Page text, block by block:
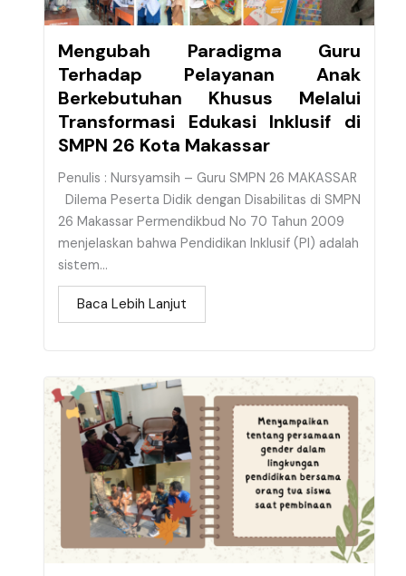
Mengubah Paradigma Guru
Terhadap Pelayanan Anak
Berkebutuhan Khusus Melalui
Transformasi Edukasi Inklusif di
SMPN 26 Kota Makassar
Penulis : Nursyamsih – Guru SMPN 26 MAKASSAR
Dilema Peserta Didik dengan Disabilitas di SMPN
26 Makassar Permendikbud No 70 Tahun 2009
menjelaskan bahwa Pendidikan Inklusif (PI) adalah
sistem...
Baca Lebih Lanjut